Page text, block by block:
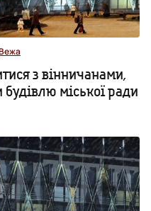
з вінничанами,
міської ради